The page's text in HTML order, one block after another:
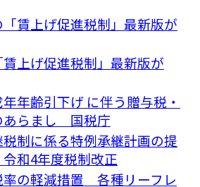
賃上げ促進税制」最新版が
上げ促進税制」最新版が
年齢引下げ に伴う贈与税・
あらまし 国税庁
制に係る特例承継計画の提
和4年度税制改正
率の軽減措置 各種リーフレ